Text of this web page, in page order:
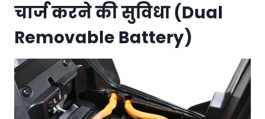
चार्ज करने की सुविधा (Dual
Removable Battery)